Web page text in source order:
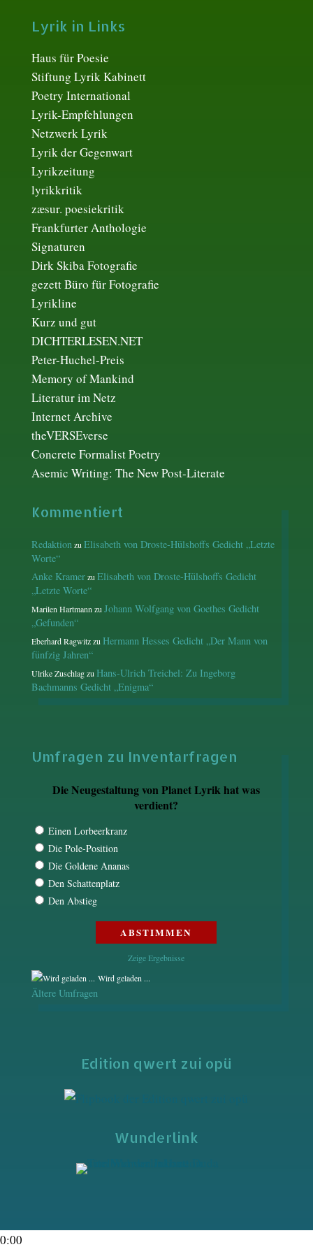
Lyrik in Links
Haus für Poesie
Stiftung Lyrik Kabinett
Poetry International
Lyrik-Empfehlungen
Netzwerk Lyrik
Lyrik der Gegenwart
Lyrikzeitung
lyrikkritik
zæsur. poesiekritik
Frankfurter Anthologie
Signaturen
Dirk Skiba Fotografie
gezett Büro für Fotografie
Lyrikline
Kurz und gut
DICHTERLESEN.NET
Peter-Huchel-Preis
Memory of Mankind
Literatur im Netz
Internet Archive
theVERSEverse
Concrete Formalist Poetry
Asemic Writing: The New Post-Literate
Kommentiert
Redaktion zu Elisabeth von Droste-Hülshoffs Gedicht „Letzte
Worte“
Anke Kramerzu Elisabeth von Droste-Hülshoffs Gedicht
„Letzte Worte“
Marilen Hartmann zu Johann Wolfgang von Goethes Gedicht
„Gefunden“
Eberhard Ragwitzzu Hermann Hesses Gedicht „Der Mann von
fünfzig Jahren“
Ulrike Zuschlagzu Hans-Ulrich Treichel: Zu Ingeborg
Bachmanns Gedicht „Enigma“
Umfragen zu Inventarfragen
Die Neugestaltung von Planet Lyrik hat was
verdient?
Einen Lorbeerkranz
Die Pole-Position
Die Goldene Ananas
Den Schattenplatz
Den Abstieg
Zeige Ergebnisse
Wird geladen ...
Ältere Umfragen
Edition qwert zui opü
Wunderlink
0:00